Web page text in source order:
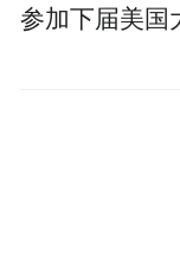
参加下届美国